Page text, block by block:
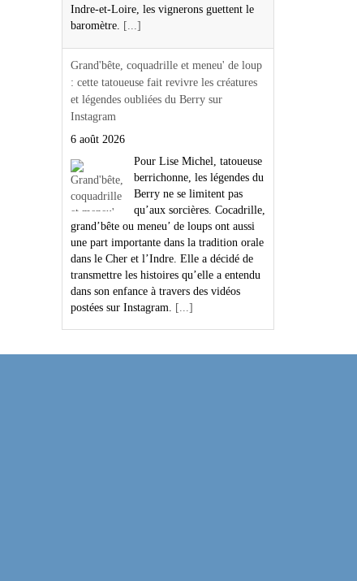
Indre-et-Loire, les vignerons guettent le
baromètre.
[...]
Grand'bête, coquadrille et meneu' de loup
: cette tatoueuse fait revivre les créatures
et légendes oubliées du Berry sur
Instagram
6 août 2026
Pour Lise Michel, tatoueuse
berrichonne, les légendes du
Berry ne se limitent pas
qu’aux sorcières. Cocadrille,
grand’bête ou meneu’ de loups ont aussi
une part importante dans la tradition orale
dans le Cher et l’Indre. Elle a décidé de
transmettre les histoires qu’elle a entendu
dans son enfance à travers des vidéos
postées sur Instagram.
[...]